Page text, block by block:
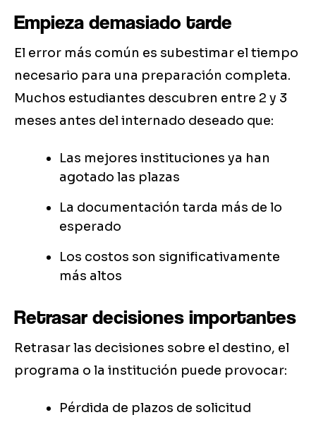
Empieza demasiado tarde
El error más común es subestimar el tiempo
necesario para una preparación completa.
Muchos estudiantes descubren entre 2 y 3
meses antes del internado deseado que:
Las mejores instituciones ya han
agotado las plazas
La documentación tarda más de lo
esperado
Los costos son significativamente
más altos
Retrasar decisiones importantes
Retrasar las decisiones sobre el destino, el
programa o la institución puede provocar:
Pérdida de plazos de solicitud